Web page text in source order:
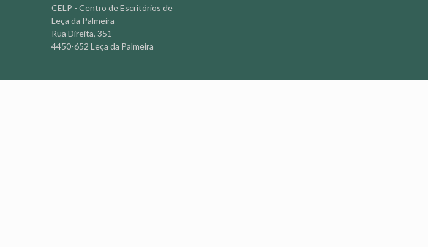
CELP - Centro de Escritórios de
Leça da Palmeira
Rua Direita, 351
4450-652 Leça da Palmeira